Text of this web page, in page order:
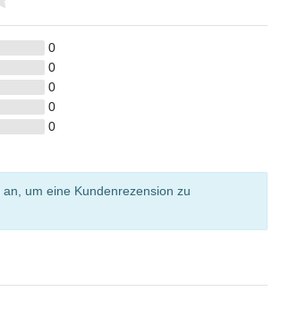
0
0
0
0
0
an, um eine Kundenrezension zu